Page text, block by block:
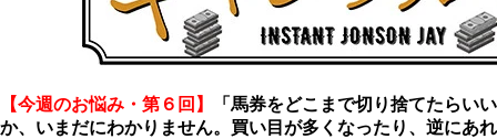
【今週のお悩み・第６回】
「馬券をどこまで切り捨てたらいい
か、いまだにわかりません。買い目が多くなったり、逆にあれ